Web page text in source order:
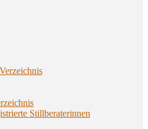
Stillberaterinnen